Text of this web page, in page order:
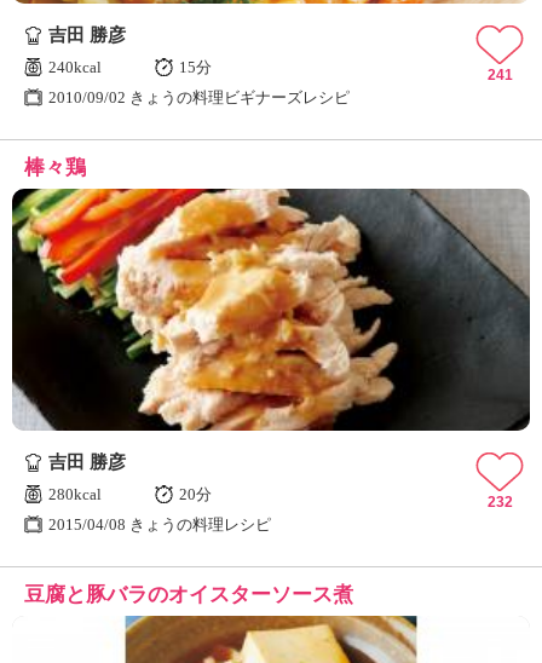
吉田 勝彦
240kcal
15分
2010/09/02 きょうの料理ビギナーズレシピ
241
棒々鶏
吉田 勝彦
280kcal
20分
2015/04/08 きょうの料理レシピ
232
豆腐と豚バラのオイスターソース煮